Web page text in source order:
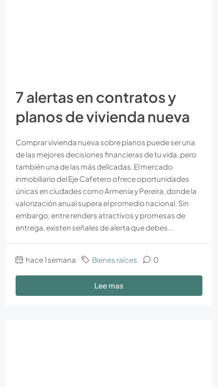
7 alertas en contratos y
planos de vivienda nueva
Comprar vivienda nueva sobre planos puede ser una
de las mejores decisiones financieras de tu vida, pero
también una de las más delicadas. El mercado
inmobiliario del Eje Cafetero ofrece oportunidades
únicas en ciudades como Armenia y Pereira, donde la
valorización anual supera el promedio nacional. Sin
embargo, entre renders atractivos y promesas de
entrega, existen señales de alerta que debes...
hace 1 semana Bienes raíces 0
Lee mas